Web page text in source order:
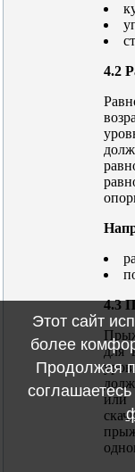
4.2
4.3
для
или
Этот сайт
более
Продолжая